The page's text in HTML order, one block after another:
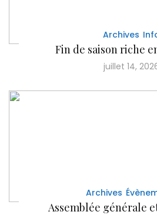
Archives
Fin de saison riche
juillet 14,
Archives
Assemblée générale